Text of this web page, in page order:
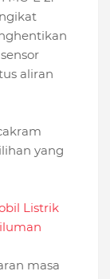
aliran
yang
Listrik
masa